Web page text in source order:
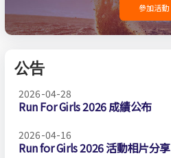
參加活動
公告
2026-04-28
Run For Girls 2026 成績公布
2026-04-16
Run for Girls 2026 活動相片分享